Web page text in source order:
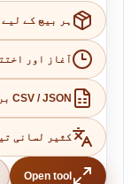
ہر بیچ کے
آغاز اور
CSV / JSON برآمد
کثیر لسانی
Open tool